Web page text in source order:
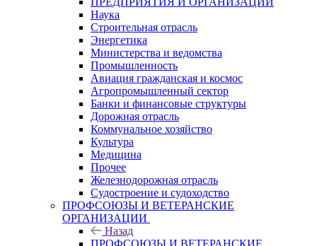
Наука
Строительная отрасль
Энергетика
Министерства и ведомства
Промышленность
Авиация гражданская и космос
Агропромышленный сектор
Банки и финансовые структуры
Дорожная отрасль
Коммунальное хозяйство
Культура
Медицина
Прочее
Железнодорожная отрасль
Судостроение и судоходство
ПРОФСОЮЗЫ И ВЕТЕРАНСКИЕ
ОРГАНИЗАЦИИ
Назад
ПРОФСОЮЗЫ И ВЕТЕРАНСКИЕ